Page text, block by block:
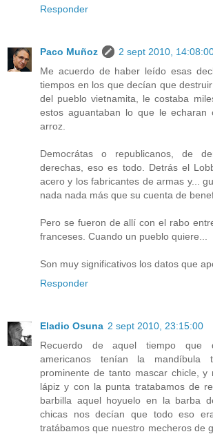
Responder
Paco Muñoz
2 sept 2010,
Me acuerdo de haber leído esas
tiempos en los que decían que
del pueblo vietnamita, le costaba
estos aguantaban lo que le echaran
arroz.
Democrátas o republicanos, de
derechas, eso es todo. Detrás el
acero y los fabricantes de armas y...
nada nada más que su cuenta de
Pero se fueron de allí con el rabo
franceses. Cuando un pueblo quiere...
Son muy significativos los datos que
Responder
Eladio Osuna 2 sept 2010, 23:15:00
Recuerdo de aquel tiempo que
americanos tenían la mandíbula
prominente de tanto mascar chicle, y
lápiz y con la punta tratabamos de
barbilla aquel hoyuelo en la barba
chicas nos decían que todo eso
tratábamos que nuestro mecheros de